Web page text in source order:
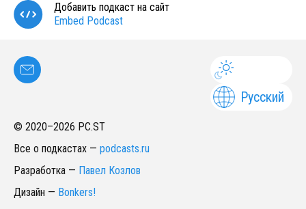
Добавить подкаст на сайт
Embed Podcast
Русский
© 2020–2026 PC.ST
Все о подкастах — podcasts.ru
Разработка — Павел Козлов
Дизайн — Bonkers!